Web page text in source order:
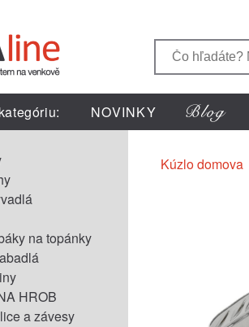
NOVINKY
na topánky
HROB
a závesy
Kúzlo domova